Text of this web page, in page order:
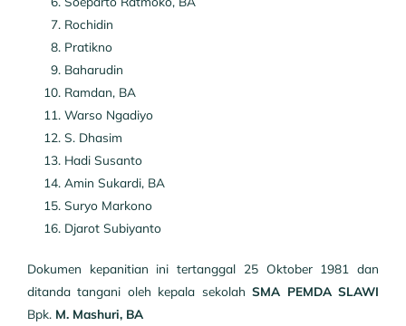
Rochidin
Pratikno
Baharudin
Ramdan, BA
Warso Ngadiyo
S. Dhasim
Hadi Susanto
Amin Sukardi, BA
Suryo Markono
Djarot Subiyanto
Dokumen kepanitian ini tertanggal 25 Oktober 1981 dan
ditanda tangani oleh kepala sekolahSMA PEMDA SLAWI
Bpk. M. Mashuri, BA